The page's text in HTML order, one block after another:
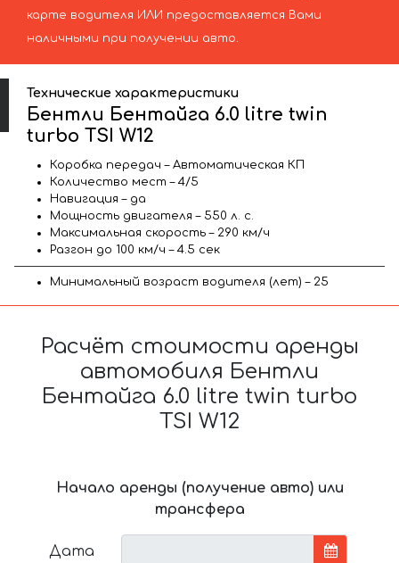
карте водителя ИЛИ предоставляется Вами
наличными при получении авто.
Технические характеристики
Бентли Бентайга 6.0 litre twin
turbo TSI W12
Коробка передач – Автоматическая КП
Количество мест – 4/5
Навигация – да
Мощность двигателя – 550 л. с.
Максимальная скорость – 290 км/ч
Разгон до 100 км/ч – 4.5 сек
Минимальный возраст водителя (лет) – 25
Расчёт стоимости аренды
автомобиля Бентли
Бентайга 6.0 litre twin turbo
TSI W12
Начало аренды (получение авто) или
трансфера
Дата